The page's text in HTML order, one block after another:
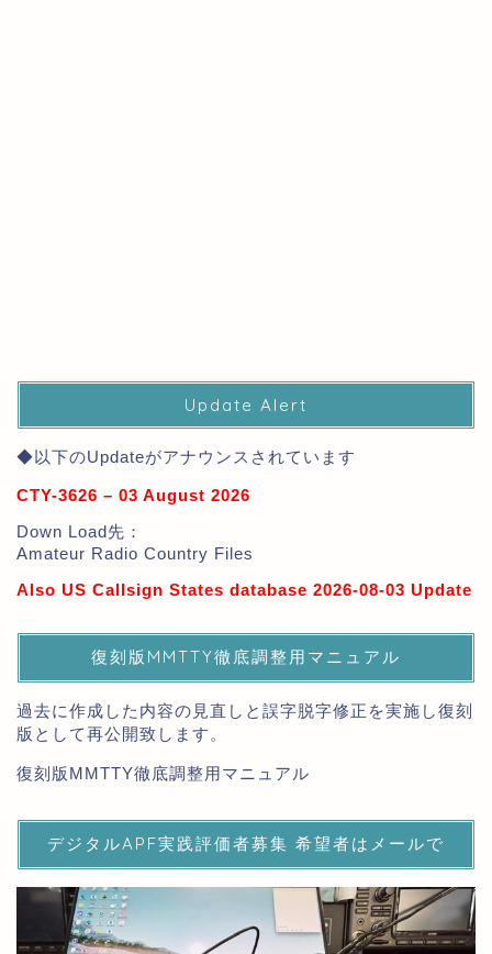
Update Alert
◆以下のUpdateがアナウンスされています
CTY-3626 – 03 August 2026
Down Load先：
Amateur Radio Country Files
Also US Callsign States database 2026-08-03 Update
復刻版MMTTY徹底調整用マニュアル
過去に作成した内容の見直しと誤字脱字修正を実施し復刻
版として再公開致します。
復刻版MMTTY徹底調整用マニュアル
デジタルAPF実践評価者募集 希望者はメールで